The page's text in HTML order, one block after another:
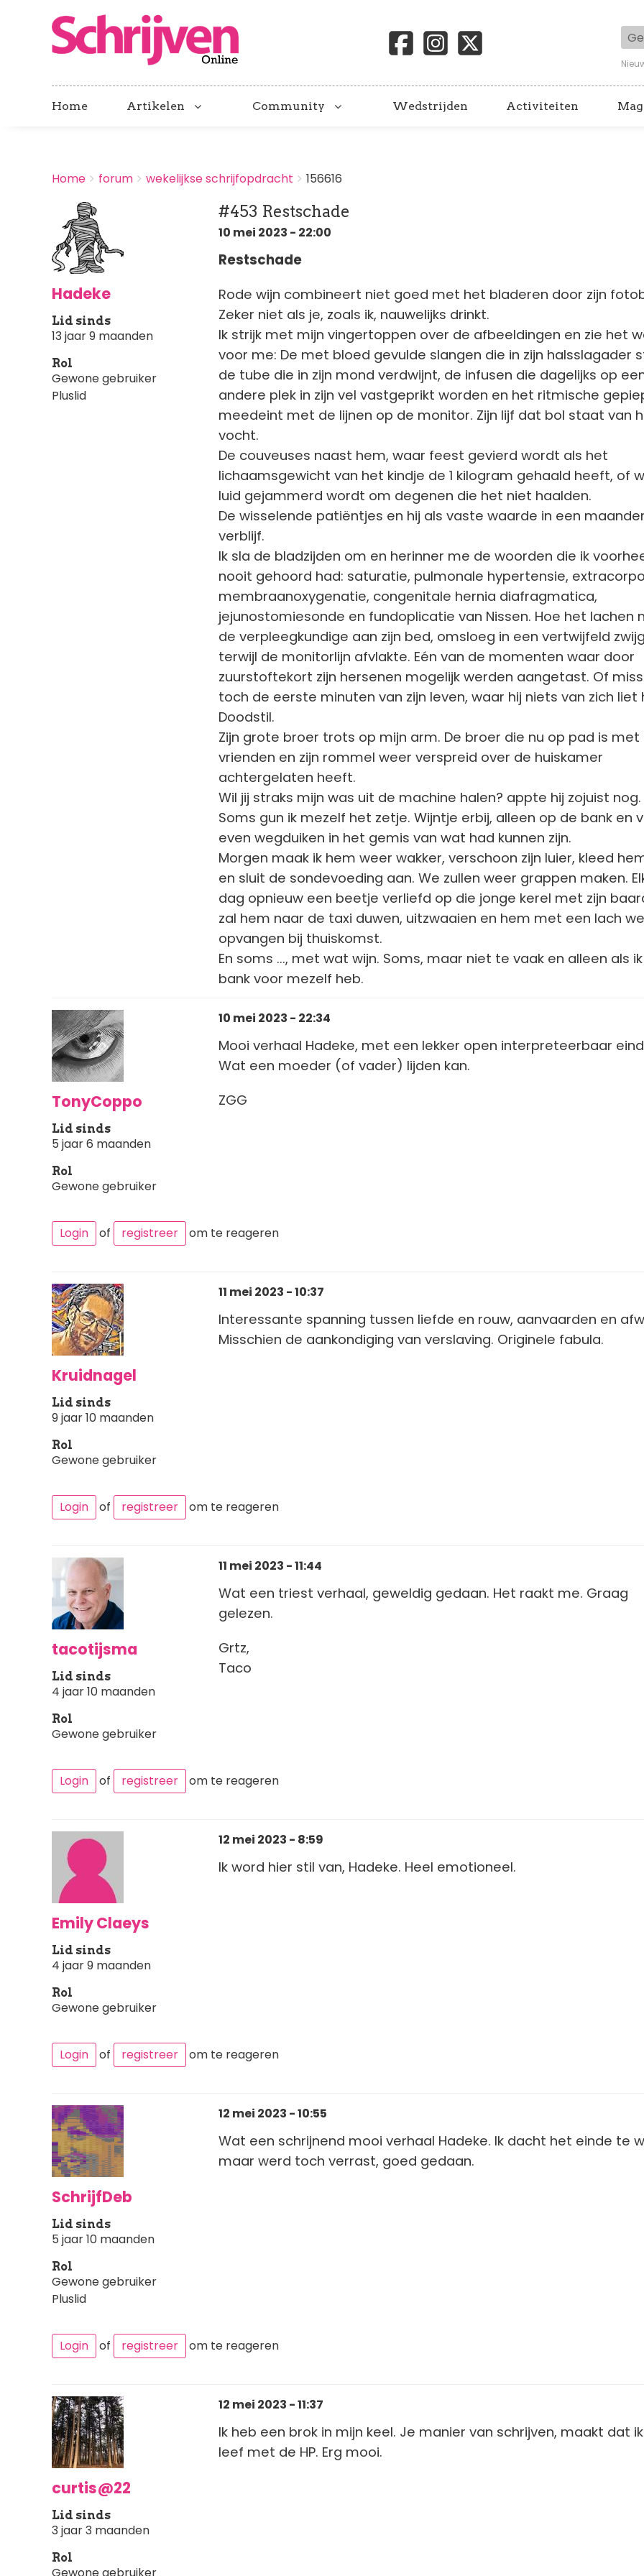
Home Artikelen Community Wedstrijden Activiteiten
BREADCRUMBS
You
here:
Home forum wekelijkse schrijfopdracht 156616
Hadeke
Lid sinds
13 jaar 9 maanden
Rol
Gewone gebruiker
Pluslid
#453 Restschade
10 mei 2023 - 22:00
Restschade
Rode wijn combineert niet goed met het bladeren door zijn
Zeker niet als je, zoals ik, nauwelijks drinkt.
Ik strijk met mijn vingertoppen over de afbeeldingen en zie het
voor me: De met bloed gevulde slangen die in zijn halsslagader
de tube die in zijn mond verdwijnt, de infusen die dagelijks op
andere plek in zijn vel vastgeprikt worden en het ritmische
meedeint met de lijnen op de monitor. Zijn lijf dat bol staat van
vocht.
De couveuses naast hem, waar feest gevierd wordt als het
lichaamsgewicht van het kindje de 1 kilogram gehaald heeft, of
luid gejammerd wordt om degenen die het niet haalden.
De wisselende patiëntjes en hij als vaste waarde in een
verblijf.
Ik sla de bladzijden om en herinner me de woorden die ik
nooit gehoord had: saturatie, pulmonale hypertensie,
membraanoxygenatie, congenitale hernia diafragmatica,
jejunostomiesonde en fundoplicatie van Nissen. Hoe het lachen
de verpleegkundige aan zijn bed, omsloeg in een vertwijfeld
terwijl de monitorlijn afvlakte. Eén van de momenten waar door
zuurstoftekort zijn hersenen mogelijk werden aangetast. Of
toch de eerste minuten van zijn leven, waar hij niets van zich liet
Doodstil.
Zijn grote broer trots op mijn arm. De broer die nu op pad is met
vrienden en zijn rommel weer verspreid over de huiskamer
achtergelaten heeft.
Wil jij straks mijn was uit de machine halen? appte hij zojuist nog.
Soms gun ik mezelf het zetje. Wijntje erbij, alleen op de bank en
even wegduiken in het gemis van wat had kunnen zijn.
Morgen maak ik hem weer wakker, verschoon zijn luier, kleed
en sluit de sondevoeding aan. We zullen weer grappen maken.
dag opnieuw een beetje verliefd op die jonge kerel met zijn
zal hem naar de taxi duwen, uitzwaaien en hem met een lach
opvangen bij thuiskomst.
En soms ..., met wat wijn. Soms, maar niet te vaak en alleen als
bank voor mezelf heb.
TonyCoppo
Lid sinds
5 jaar 6 maanden
Rol
Gewone gebruiker
10 mei 2023 - 22:34
Mooi verhaal Hadeke, met een lekker open interpreteerbaar
Wat een moeder (of vader) lijden kan.
ZGG
Login of registreer om te reageren
Kruidnagel
Lid sinds
9 jaar 10 maanden
Rol
Gewone gebruiker
11 mei 2023 - 10:37
Interessante spanning tussen liefde en rouw, aanvaarden en
Misschien de aankondiging van verslaving. Originele fabula.
Login of registreer om te reageren
tacotijsma
Lid sinds
4 jaar 10 maanden
Rol
Gewone gebruiker
11 mei 2023 - 11:44
Wat een triest verhaal, geweldig gedaan. Het raakt me. Graag
gelezen.
Grtz,
Taco
Login of registreer om te reageren
Emily Claeys
Lid sinds
4 jaar 9 maanden
Rol
Gewone gebruiker
12 mei 2023 - 8:59
Ik word hier stil van, Hadeke. Heel emotioneel.
Login of registreer om te reageren
SchrijfDeb
Lid sinds
5 jaar 10 maanden
Rol
Gewone gebruiker
Pluslid
12 mei 2023 - 10:55
Wat een schrijnend mooi verhaal Hadeke. Ik dacht het einde te
maar werd toch verrast, goed gedaan.
Login of registreer om te reageren
curtis@22
Lid sinds
3 jaar 3 maanden
Rol
12 mei 2023 - 11:37
Ik heb een brok in mijn keel. Je manier van schrijven, maakt dat
leef met de HP. Erg mooi.